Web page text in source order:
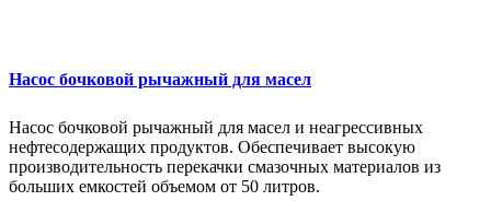
Насос бочковой рычажный для масел
Насос бочковой рычажный для масел и неагрессивных
нефтесодержащих продуктов. Обеспечивает высокую
производительность перекачки смазочных материалов из
больших емкостей объемом от 50 литров.